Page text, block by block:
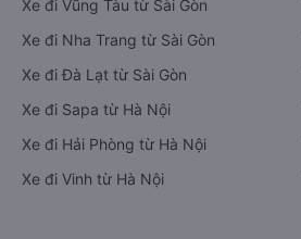
Xe đi Vũng Tàu từ Sài Gòn
Xe đi Nha Trang từ Sài Gòn
Xe đi Đà Lạt từ Sài Gòn
Xe đi Sapa từ Hà Nội
Xe đi Hải Phòng từ Hà Nội
Xe đi Vinh từ Hà Nội